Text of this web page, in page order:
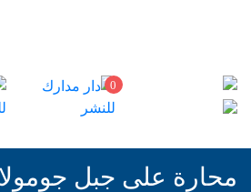
0
محارة على جبل